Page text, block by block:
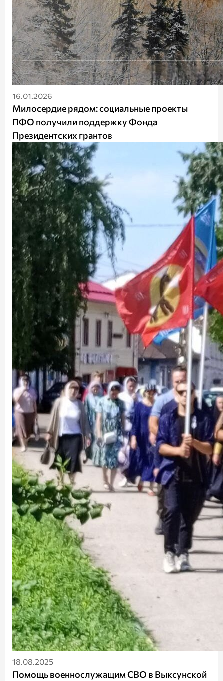
16.01.2026
Милосердие рядом: социальные проекты
ПФО получили поддержку Фонда
Президентских грантов
18.08.2025
Помощь военнослужащим СВО в Выксунской